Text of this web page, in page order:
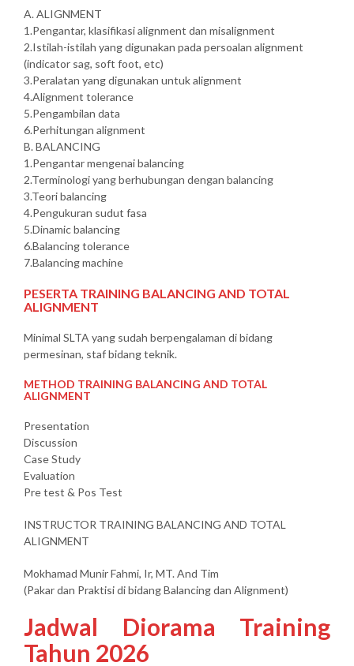
A. ALIGNMENT
1.Pengantar, klasifikasi alignment dan misalignment
2.Istilah-istilah yang digunakan pada persoalan alignment
(indicator sag, soft foot, etc)
3.Peralatan yang digunakan untuk alignment
4.Alignment tolerance
5.Pengambilan data
6.Perhitungan alignment
B. BALANCING
1.Pengantar mengenai balancing
2.Terminologi yang berhubungan dengan balancing
3.Teori balancing
4.Pengukuran sudut fasa
5.Dinamic balancing
6.Balancing tolerance
7.Balancing machine
PESERTA TRAINING BALANCING AND TOTAL
ALIGNMENT
Minimal SLTA yang sudah berpengalaman di bidang
permesinan, staf bidang teknik.
METHOD TRAINING BALANCING AND TOTAL
ALIGNMENT
Presentation
Discussion
Case Study
Evaluation
Pre test & Pos Test
INSTRUCTOR TRAINING BALANCING AND TOTAL
ALIGNMENT
Mokhamad Munir Fahmi, Ir, MT. And Tim
(Pakar dan Praktisi di bidang Balancing dan Alignment)
Jadwal Diorama Training
Tahun 2026